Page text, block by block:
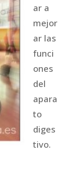
ar a
mejor
ar las
funci
ones
del
apara
to
diges
tivo.